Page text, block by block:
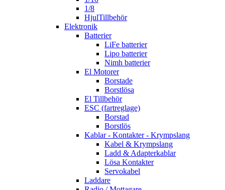
1/8
HjulTillbehör
Elektronik
Batterier
LiFe batterier
Lipo batterier
Nimh batterier
El Motorer
Borstade
Borstlösa
El Tillbehör
ESC (fartreglage)
Borstad
Borstlös
Kablar - Kontakter - Krympslang
Kabel & Krympslang
Ladd & Adapterkablar
Lösa Kontakter
Servokabel
Laddare